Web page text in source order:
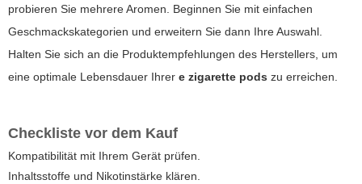
probieren Sie mehrere Aromen. Beginnen Sie mit einfachen
Geschmackskategorien und erweitern Sie dann Ihre Auswahl.
Halten Sie sich an die Produktempfehlungen des Herstellers, um
eine optimale Lebensdauer Ihrer e zigarette pods zu erreichen.
Checkliste vor dem Kauf
Kompatibilität mit Ihrem Gerät prüfen.
Inhaltsstoffe und Nikotinstärke klären.